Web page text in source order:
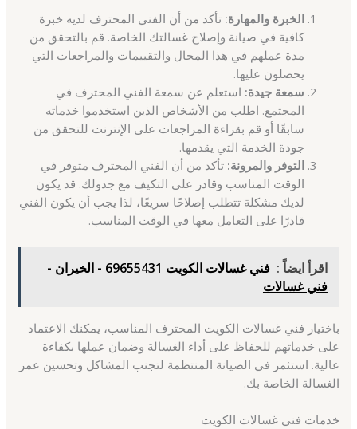
الخبرة والمهارة: تأكد من أن الفني المحترف لديه خبرة
كافية في صيانة وإصلاح غسالتك الخاصة. قم بالتحقق من
مدة عملهم في هذا المجال والتقييمات والمراجعات التي
يحصلون عليها.
سمعة جيدة: استعلم عن سمعة الفني المحترف في
المجتمع. اطلب من الأشخاص الذين استخدموا خدماته
سابقًا أو قم بقراءة المراجعات على الإنترنت للتحقق من
جودة الخدمة التي يقدمها.
التوفر والمرونة: تأكد من أن الفني المحترف متوفر في
الوقت المناسب وقادر على التكيف مع جدولك. قد يكون
لديك مشكلة تتطلب إصلاحًا سريعًا، لذا يجب أن يكون الفني
قادرًا على التعامل معها في الوقت المناسب.
اقرأ ايضاً :
فني غسالات الكويت 69655431 - الخيران -
فني غسالات
باختيار فني غسالات الكويت المحترف المناسب، يمكنك الاعتماد
على خدماتهم للحفاظ على أداء الغسالة وضمان عملها بكفاءة
عالية. استثمر في الصيانة المنتظمة لتجنب المشاكل وتحسين عمر
الغسالة الخاصة بك.
خدمات فني غسالات الكويت